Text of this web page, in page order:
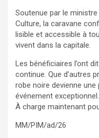
Soutenue par le
Culture, la caravane
lisible et accessible à
vivent dans la capitale.
Les bénéficiaires l’ont
continue. Que d’autres
robe noire devienne une
événement
À charge maintenant
MM/PIM/ad/26